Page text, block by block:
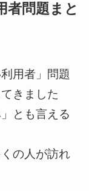
者問題まと
用者」問題
きました
とも言える
の人が訪れ